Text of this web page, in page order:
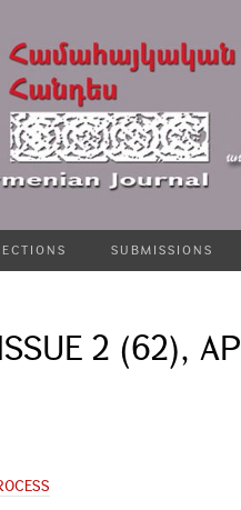
SUBMISSIONS
2 (62),